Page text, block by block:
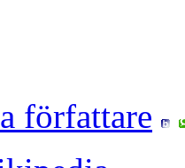
författare